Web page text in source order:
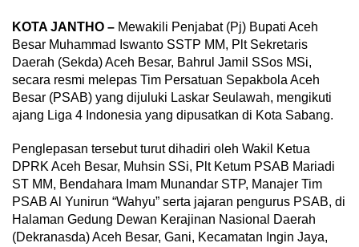
KOTA JANTHO – Mewakili Penjabat (Pj) Bupati Aceh
Besar Muhammad Iswanto SSTP MM, Plt Sekretaris
Daerah (Sekda) Aceh Besar, Bahrul Jamil SSos MSi,
secara resmi melepas Tim Persatuan Sepakbola Aceh
Besar (PSAB) yang dijuluki Laskar Seulawah, mengikuti
ajang Liga 4 Indonesia yang dipusatkan di Kota Sabang.
Penglepasan tersebut turut dihadiri oleh Wakil Ketua
DPRK Aceh Besar, Muhsin SSi, Plt Ketum PSAB Mariadi
ST MM, Bendahara Imam Munandar STP, Manajer Tim
PSAB Al Yunirun “Wahyu” serta jajaran pengurus PSAB, di
Halaman Gedung Dewan Kerajinan Nasional Daerah
(Dekranasda) Aceh Besar, Gani, Kecamatan Ingin Jaya,